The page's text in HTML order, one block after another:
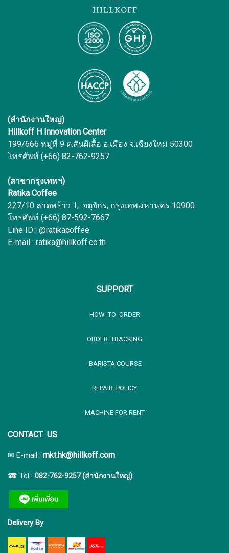
(สำนักงานใหญ่)
Hillkoff H Innovation Center
199/666 หมู่ที่ 9 ต.สันผีเสื้อ อ.เมือง จ.เชียงใหม่ 50300
โทรศัพท์ (+66) 82-762-9257
(สาขากรุงเทพฯ)
Ratika Coffee
227/10 ลาดพร้าว 1, จตุจักร, กรุงเทพมหานคร 10900
โทรศัพท์ (+66) 87-592-7667
Line ID : @ratikacoffee
E-mail : ratika@hillkoff.co.th
SUPPORT
HOW TO ORDER
ORDER TRACKING
BARISTA COURSE
REPAIR POLICY
MACHINE FOR RENT
CONTACT US
✉ E-mail : mkt.hk@hillkoff.com
☎ Tel : 082-762-9257 (สำนักงานใหญ่)
Delivery By